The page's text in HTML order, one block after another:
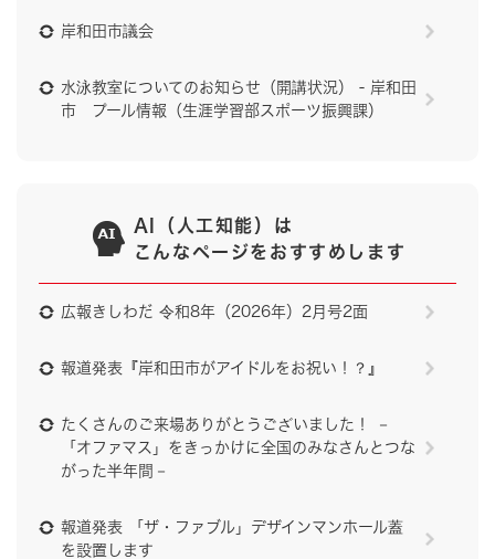
岸和田市議会
水泳教室についてのお知らせ（開講状況） - 岸和田
市 プール情報（生涯学習部スポーツ振興課）
AI（人工知能）は
こんなページをおすすめします
広報きしわだ 令和8年（2026年）2月号2面
報道発表『岸和田市がアイドルをお祝い！？』
たくさんのご来場ありがとうございました！ －
「オファマス」をきっかけに全国のみなさんとつな
がった半年間－
報道発表 「ザ・ファブル」デザインマンホール蓋
を設置します